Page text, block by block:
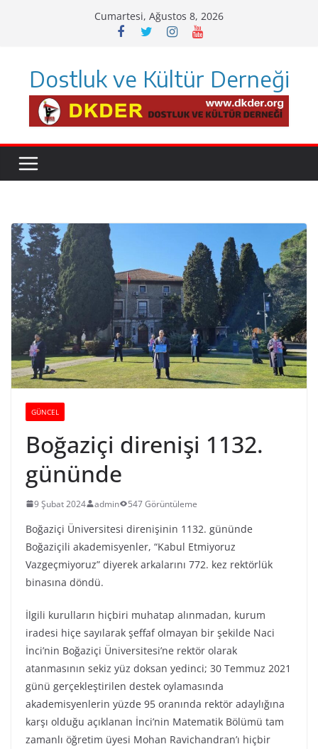
Cumartesi, Ağustos 8, 2026
Dostluk ve Kültür Derneği
GÜNCEL
Boğaziçi direnişi 1132.
gününde
9 Şubat 2024 admin 547 Görüntüleme
Boğaziçi Üniversitesi direnişinin 1132. gününde
Boğaziçili akademisyenler, “Kabul Etmiyoruz
Vazgeçmiyoruz” diyerek arkalarını 772. kez rektörlük
binasına döndü.
İlgili kurulların hiçbiri muhatap alınmadan, kurum
iradesi hiçe sayılarak şeffaf olmayan bir şekilde Naci
İnci’nin Boğaziçi Üniversitesi’ne rektör olarak
atanmasının sekiz yüz doksan yedinci; 30 Temmuz 2021
günü gerçekleştirilen destek oylamasında
akademisyenlerin yüzde 95 oranında rektör adaylığına
karşı olduğu açıklanan İnci’nin Matematik Bölümü tam
zamanlı öğretim üyesi Mohan Ravichandran’ı hiçbir